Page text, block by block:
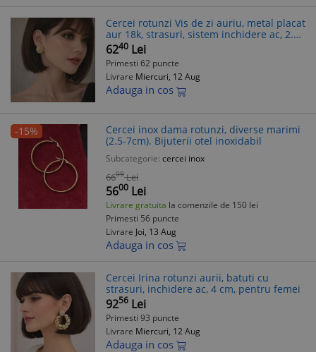
Cercei rotunzi Vis de zi auriu, metal placat
aur 18k, strasuri, sistem inchidere ac, 2.5
cm
6240 Lei
Primesti 62 puncte
Livrare Miercuri, 12 Aug
Adauga in cos
-15%
Cercei inox dama rotunzi, diverse marimi
(2.5-7cm). Bijuterii otel inoxidabil
Subcategorie: cercei inox
6609 Lei
5600 Lei
Livrare gratuita la comenzile de 150 lei
Primesti 56 puncte
Livrare Joi, 13 Aug
Adauga in cos
Cercei Irina rotunzi aurii, batuti cu
strasuri, inchidere ac, 4 cm, pentru femei
9256 Lei
Primesti 93 puncte
Livrare Miercuri, 12 Aug
Adauga in cos